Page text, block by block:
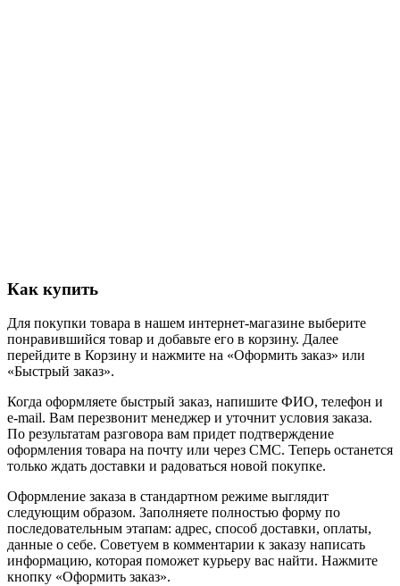
Как купить
Для покупки товара в нашем интернет-магазине выберите
понравившийся товар и добавьте его в корзину. Далее
перейдите в Корзину и нажмите на «Оформить заказ» или
«Быстрый заказ».
Когда оформляете быстрый заказ, напишите ФИО, телефон и
e-mail. Вам перезвонит менеджер и уточнит условия заказа.
По результатам разговора вам придет подтверждение
оформления товара на почту или через СМС. Теперь останется
только ждать доставки и радоваться новой покупке.
Оформление заказа в стандартном режиме выглядит
следующим образом. Заполняете полностью форму по
последовательным этапам: адрес, способ доставки, оплаты,
данные о себе. Советуем в комментарии к заказу написать
информацию, которая поможет курьеру вас найти. Нажмите
кнопку «Оформить заказ».